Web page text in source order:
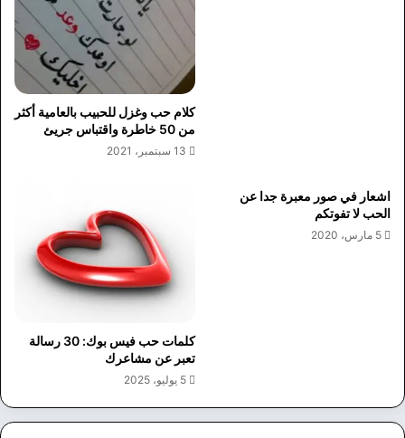
كلام حب وغزل للحبيب بالعامية أكثر
من 50 خاطرة واقتباس جريئ
13 سبتمبر، 2021
اشعار في صور معبرة جدا عن
الحب لا تفوتكم
5 مارس، 2020
كلمات حب فيس بوك: 30 رسالة
تعبر عن مشاعرك
5 يوليو، 2025